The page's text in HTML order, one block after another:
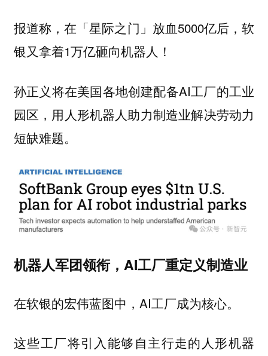
报道称，在「星际之门」放血5000亿后，软
银又拿着1万亿砸向机器人！
孙正义将在美国各地创建配备AI工厂的工业
园区，用人形机器人助力制造业解决劳动力
短缺难题。
机器人军团领衔，AI工厂重定义制造业
在软银的宏伟蓝图中，AI工厂成为核心。
这些工厂将引入能够自主行走的人形机器